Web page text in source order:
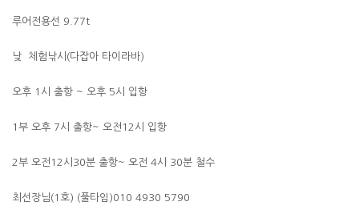
루어전용선 9.77t
낮 체험낚시(다잡아 타이라바)
오후 1시 출항 ~ 오후 5시 입항
1부 오후 7시 출항~ 오전12시 입항
2부 오전12시30분 출항~ 오전 4시 30분 철수
최선장님(1호) (풀타임)010 4930 5790